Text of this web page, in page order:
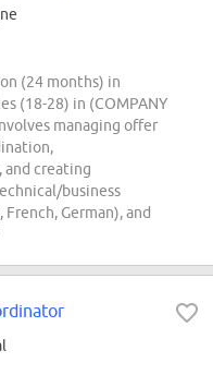
(24 months) in
(18-28) in (COMPANY
managing offer
and creating
business
German), and